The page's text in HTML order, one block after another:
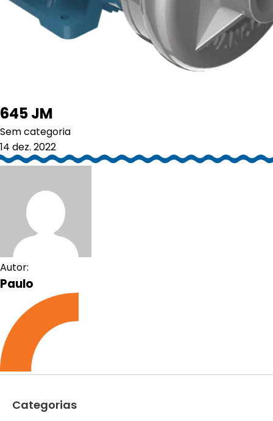
645 JM
Sem categoria
14 dez. 2022
Autor:
Paulo
Categorias